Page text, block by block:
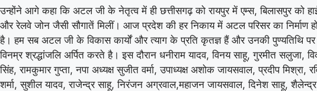
उन्होंने आगे कहा कि अटल जी के नेतृत्व में ही छत्तीसगढ़ को रायपुर में एम्स, बिलासपुर को
और रेलवे जोन जैसी सौगातें मिलीं। आज प्रदेश की हर निकाय में अटल परिसर का निर्माण
है। हम सब अटल जी के विकास कार्यों और त्याग के प्रति कृतज्ञ हैं और उनकी पुण्यतिथि पर
विनम्र श्रद्धांजलि अर्पित करते है। इस दौरान धनीराम यादव, विनय साहू, गुरमीत सलुजा,
सिंह, रामकुमार गुप्ता, नपा अध्यक्ष सुजीत वर्मा, उपाध्यक्ष अशोक जायसवाल, प्रदीप मिश्रा,
शर्मा, सुशील यादव, राजेन्द्र साहू, निरंजन अग्रवाल,महाजन जायसवाल, दिनेश साहू, शैलेन्द्र